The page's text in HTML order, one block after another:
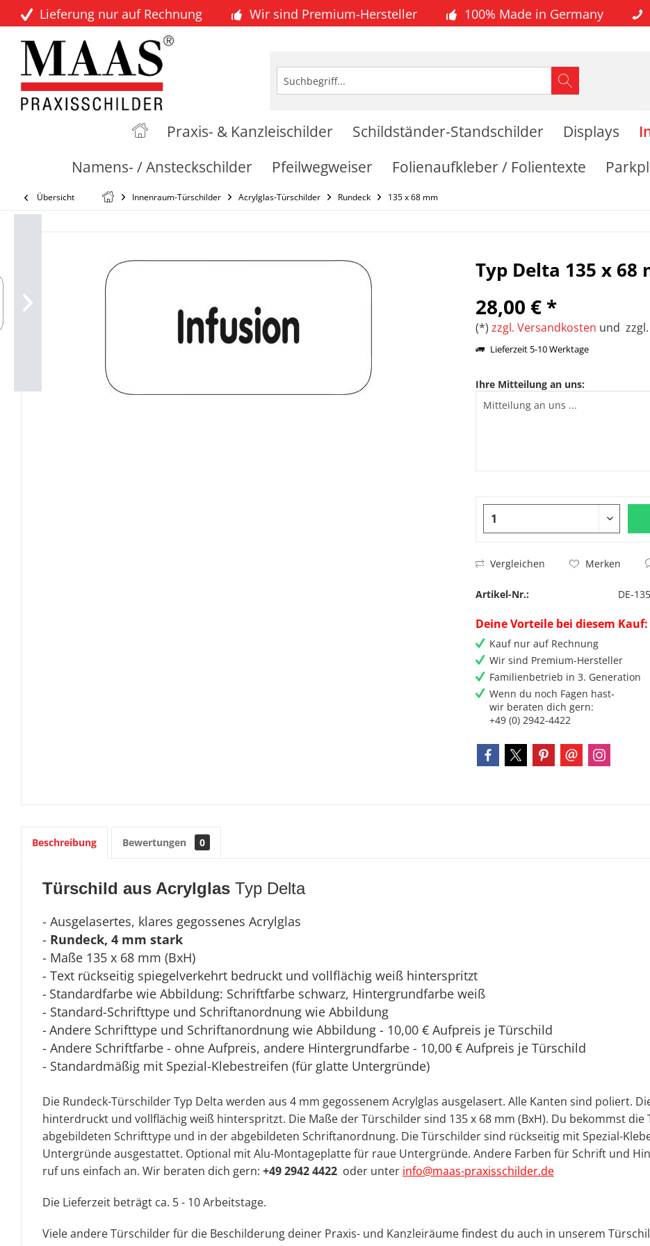
Lieferung nur auf Rechnung Wir sind Premium-Hersteller 100% Made in Germany
Praxis- & Kanzleischilder Schildständer-Standschilder Displays
Namens- / Ansteckschilder
Pfeilwegweiser Folienaufkleber / Folientexte
Übersicht Innenraum-Türschilder Acrylglas-Türschilder Rundeck 135 x 68 mm
Typ Delta 135 x
28,00 € *
(*)zzgl. Versandkosten und zzgl.
Lieferzeit 5-10 Werktage
Ihre Mitteilung an uns:
Vergleichen Merken
Artikel-Nr.: DE-
Deine Vorteile bei diesem Kauf:
Kauf nur auf Rechnung
Wir sind Premium-Hersteller
Familienbetrieb in 3. Generation
Wenn du noch Fagen hast-
wir beraten dich gern:
+49 (0) 2942-4422
Beschreibung Bewertungen 0
Türschild aus Acrylglas Typ Delta
- Ausgelasertes, klares gegossenes Acrylglas
- Rundeck, 4 mm stark
- Maße 135 x 68 mm (BxH)
- Text rückseitig spiegelverkehrt bedruckt und vollflächig weiß hinterspritzt
- Standardfarbe wie Abbildung: Schriftfarbe schwarz, Hintergrundfarbe weiß
- Standard-Schrifttype und Schriftanordnung wie Abbildung
- Andere Schrifttype und Schriftanordnung wie Abbildung - 10,00 € Aufpreis je Türschild
- Andere Schriftfarbe - ohne Aufpreis, andere Hintergrundfarbe - 10,00 € Aufpreis je Türschild
- Standardmäßig mit Spezial-Klebestreifen (für glatte Untergründe)
Die Rundeck-Türschilder Typ Delta werden aus 4 mm gegossenem Acrylglas ausgelasert. Alle Kanten sind poliert.
hinterdruckt und vollflächig weiß hinterspritzt. Die Maße der Türschilder sind 135 x 68 mm (BxH). Du bekommst
abgebildeten Schrifttype und in der abgebildeten Schriftanordnung. Die Türschilder sind rückseitig mit Spezial-
Untergründe ausgestattet. Optional mit Alu-Montageplatte für raue Untergründe. Andere Farben für Schrift und
ruf uns einfach an. Wir beraten dich gern: +49 2942 4422 oder unter info@maas-praxisschilder.de
Die Lieferzeit beträgt ca. 5 - 10 Arbeitstage.
Viele andere Türschilder für die Beschilderung deiner Praxis- und Kanzleiräume findest du auch in unserem